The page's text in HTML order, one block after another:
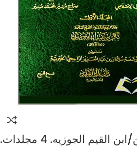
مدارج السالكين/ابن القيم الجوزيه. 4 مجلدات.